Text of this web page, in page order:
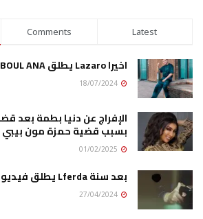
Comments Latest
اخيرا Lazaro يطلق MAHBOUL ANA
الإفراج عن دنيا بطمة بعد
بسبب قضية حمزة مون بيبي
بعد سنة Lferda يطلق فيديو كليب SAN SIRO